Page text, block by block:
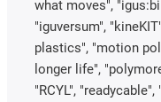
what moves",
"iguversum",
plastics", "motion
longer life",
"RCYL", "readycable",